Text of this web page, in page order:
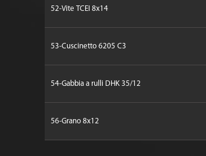
52-Vite TCEI 8x14
53-Cuscinetto 6205 C3
54-Gabbia a rulli DHK 35/12
56-Grano 8x12